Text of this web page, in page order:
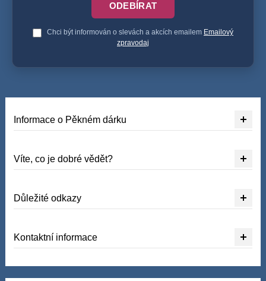
ODEBÍRAT
Chci být informován o slevách a akcích emailem Emailový
zpravodaj
Informace o Pěkném dárku
Víte, co je dobré vědět?
Důležité odkazy
Kontaktní informace